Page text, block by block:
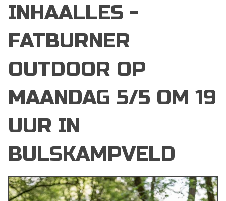
INHAALLES -
FATBURNER
OUTDOOR OP
MAANDAG 5/5 OM 19
UUR IN
BULSKAMPVELD